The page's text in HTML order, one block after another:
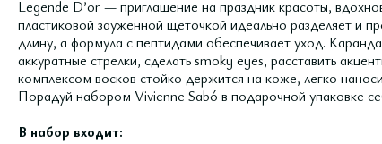
Legende D’or — приглашение на праздник красоты,
пластиковой зауженной щеточкой идеально разделяет и
длину, а формула с пептидами обеспечивает уход.
аккуратные стрелки, сделать smoky eyes, расставить
комплексом восков стойко держится на коже, легко
Порадуй набором Vivienne Sabó в подарочной упаковке
В набор входит: